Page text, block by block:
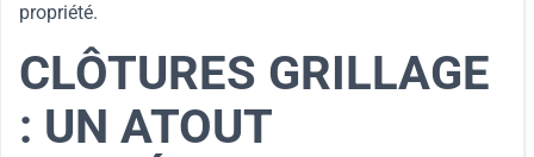
propriété.
CLÔTURES GRILLAGE
: UN ATOUT